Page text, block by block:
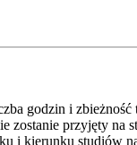
godzin i
przyjęty na
i kierunku studiów